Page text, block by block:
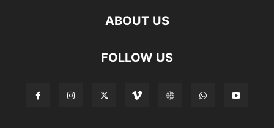
ABOUT US
FOLLOW US